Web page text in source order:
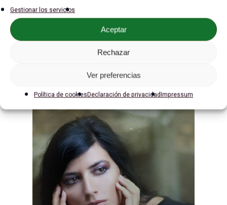
Gestionar los servicios
Aceptar
Rechazar
Ver preferencias
Política de cookiesDeclaración de privacidadImpressum
Blog
Contacto